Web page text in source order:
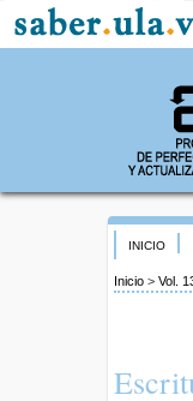
INICIO
Inicio > Vol.